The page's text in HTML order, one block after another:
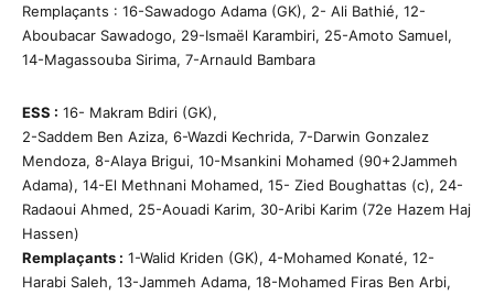
Remplaçants : 16-Sawadogo Adama (GK), 2- Ali Bathié, 12-
Aboubacar Sawadogo, 29-Ismaël Karambiri, 25-Amoto Samuel,
14-Magassouba Sirima, 7-Arnauld Bambara
ESS : 16- Makram Bdiri (GK),
2-Saddem Ben Aziza, 6-Wazdi Kechrida, 7-Darwin Gonzalez
Mendoza, 8-Alaya Brigui, 10-Msankini Mohamed (90+2Jammeh
Adama), 14-El Methnani Mohamed, 15- Zied Boughattas (c), 24-
Radaoui Ahmed, 25-Aouadi Karim, 30-Aribi Karim (72e Hazem Haj
Hassen)
Remplaçants : 1-Walid Kriden (GK), 4-Mohamed Konaté, 12-
Harabi Saleh, 13-Jammeh Adama, 18-Mohamed Firas Ben Arbi,